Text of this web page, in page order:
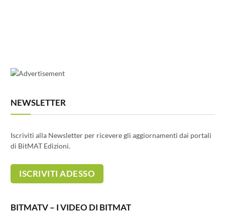
NEWSLETTER
Iscriviti alla Newsletter per ricevere gli aggiornamenti dai portali
di BitMAT Edizioni.
BITMATV – I VIDEO DI BITMAT